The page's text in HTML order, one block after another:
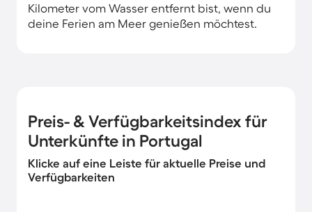
Kilometer vom Wasser entfernt bist, wenn du
deine Ferien am Meer genießen möchtest.
Preis- & Verfügbarkeitsindex für
Unterkünfte in Portugal
Klicke auf eine Leiste für aktuelle Preise und
Verfügbarkeiten